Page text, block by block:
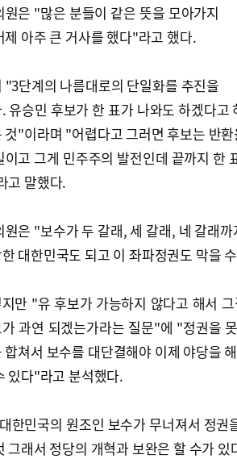
원은 "많은 분들이 같은 뜻을 모아가지
제 아주 큰 거사를 했다"라고 했다.
"3단계의 나름대로의 단일화를 추진을
유승민 후보가 한 표가 나와도 하겠다
것"이라며 "어렵다고 그러면 후보는 반
이고 그게 민주주의 발전인데 끝까지 한
고 말했다.
원은 "보수가 두 갈래, 세 갈래, 네 갈래
대한민국도 되고 이 좌파정권도 막을
만 "유 후보가 가능하지 않다고 해서
과연 되겠는가라는 질문"에 "정권을
합쳐서 보수를 대단결해야 이제 야당을
있다"라고 분석했다.
한민국의 원조인 보수가 무너져서 정권
그래서 정당의 개혁과 보완은 할 수가